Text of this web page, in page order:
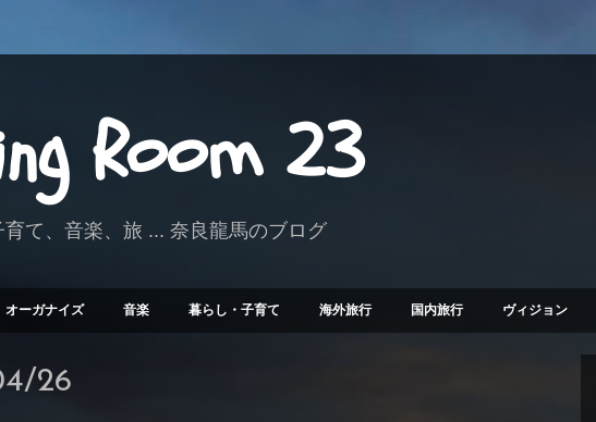
Room 23
て、音楽、旅 ... 奈良龍馬のブログ
オーガナイズ 音楽 暮らし・子育て 海外旅行 国内旅行 ヴィジョン
26